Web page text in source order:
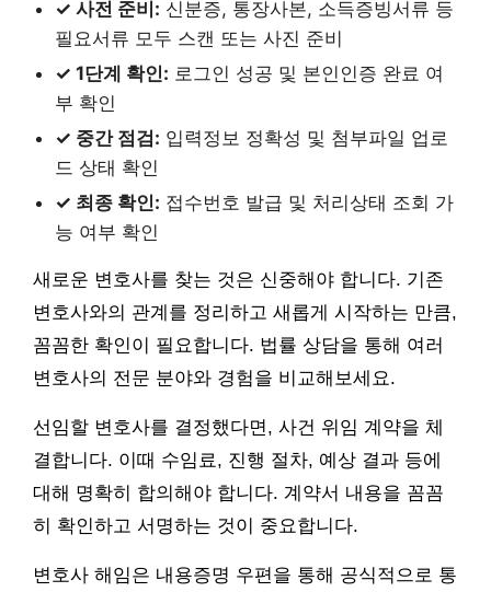
✓ 사전 준비: 신분증, 통장사본, 소득증빙서류 등
필요서류 모두 스캔 또는 사진 준비
✓ 1단계 확인: 로그인 성공 및 본인인증 완료 여
부 확인
✓ 중간 점검: 입력정보 정확성 및 첨부파일 업로
드 상태 확인
✓ 최종 확인: 접수번호 발급 및 처리상태 조회 가
능 여부 확인
새로운 변호사를 찾는 것은 신중해야 합니다. 기존
변호사와의 관계를 정리하고 새롭게 시작하는 만큼,
꼼꼼한 확인이 필요합니다. 법률 상담을 통해 여러
변호사의 전문 분야와 경험을 비교해보세요.
선임할 변호사를 결정했다면, 사건 위임 계약을 체
결합니다. 이때 수임료, 진행 절차, 예상 결과 등에
대해 명확히 합의해야 합니다. 계약서 내용을 꼼꼼
히 확인하고 서명하는 것이 중요합니다.
변호사 해임은 내용증명 우편을 통해 공식적으로 통